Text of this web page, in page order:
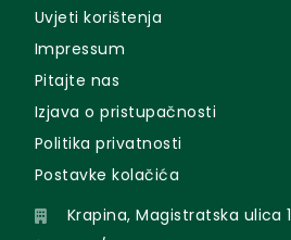
Uvjeti korištenja
Impressum
Pitajte nas
Izjava o pristupačnosti
Politika privatnosti
Postavke kolačića
Krapina, Magistratska ulica 1